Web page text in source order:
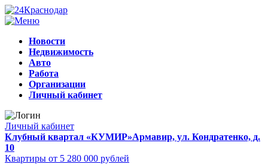
Новости
Недвижимость
Авто
Работа
Организации
Личный кабинет
Личный кабинет
Клубный квартал «КУМИР»Армавир, ул. Кондратенко, д.
10
Квартиры от 5 280 000 рублей